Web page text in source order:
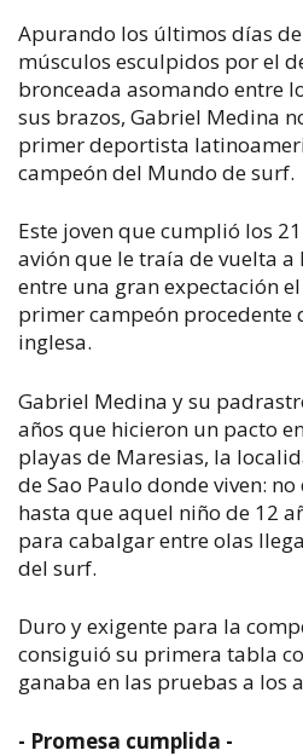
Apurando los últimos días de
músculos esculpidos por el
bronceada asomando entre
sus brazos, Gabriel Medina
primer deportista
campeón del Mundo de surf.
Este joven que cumplió los
avión que le traía de vuelta
entre una gran expectación
primer campeón procedente
inglesa.
Gabriel Medina y su
años que hicieron un pacto
playas de Maresias, la
de Sao Paulo donde viven:
hasta que aquel niño de 12
para cabalgar entre olas
del surf.
Duro y exigente para la
consiguió su primera tabla
ganaba en las pruebas a los
- Promesa cumplida -